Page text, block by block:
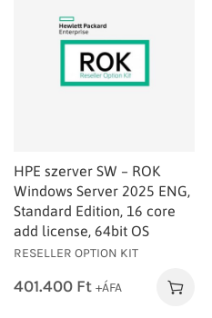
HPE szerver SW – ROK
Windows Server 2025 ENG,
Standard Edition, 16 core
add license, 64bit OS
RESELLER OPTION KIT
401.400 Ft +ÁFA